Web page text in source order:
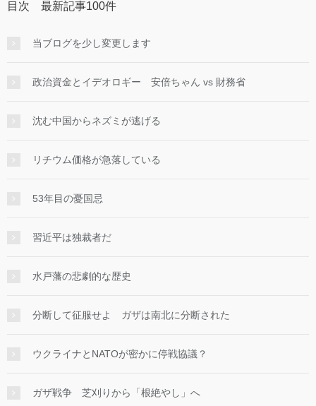
目次 最新記事100件
当ブログを少し変更します
政治資金とイデオロギー 安倍ちゃん vs 財務省
沈む中国からネズミが逃げる
リチウム価格が急落している
53年目の憂国忌
習近平は独裁者だ
水戸藩の悲劇的な歴史
分断して征服せよ ガザは南北に分断された
ウクライナとNATOが密かに停戦協議？
ガザ戦争 芝刈りから「根絶やし」へ